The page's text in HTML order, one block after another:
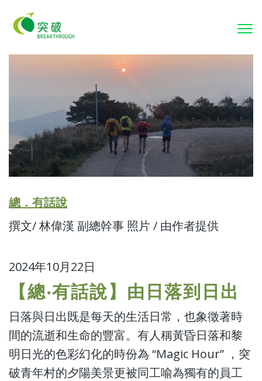
總．有話說
撰文/ 林偉漢 副總幹事 照片 / 由作者提供
2024年10月22日
【總‧有話說】由日落到日出
日落與日出既是每天的生活日常，也象徵著時
間的流逝和生命的豐富。有人稱黃昏日落和黎
明日光的色彩幻化的時份為 “Magic Hour” ，突
破青年村的夕陽美景更被同工喻為獨有的員工